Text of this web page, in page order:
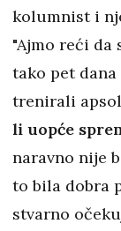
kolumnist i
"Ajmo reći
tako pet
trenirali
li uopće
naravno nije
to bila dobra
stvarno